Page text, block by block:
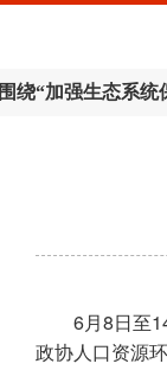
围绕“加强生态系
6月 8 日至
政协人口资源